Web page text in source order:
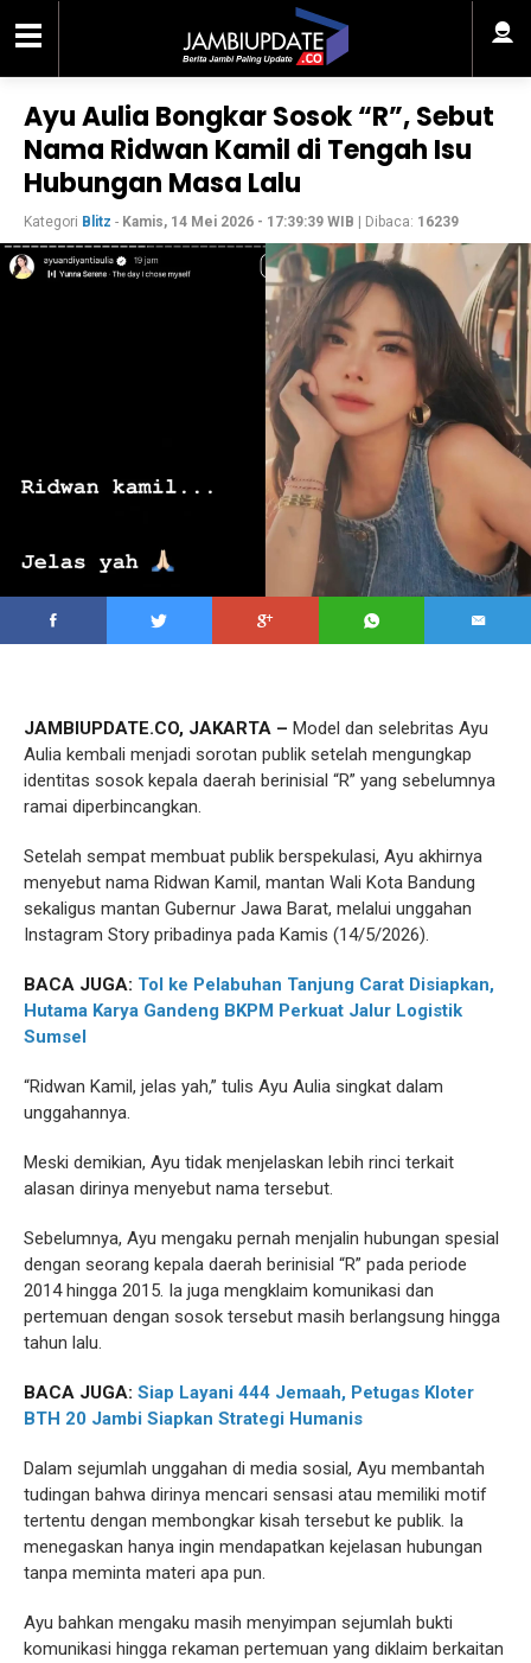
Ayu Aulia Bongkar Sosok “R”, Sebut
Nama Ridwan Kamil di Tengah Isu
Hubungan Masa Lalu
Kategori Blitz - Kamis, 14 Mei 2026 - 17:39:39 WIB | Dibaca: 16239
JAMBIUPDATE.CO, JAKARTA – Model dan selebritas Ayu
Aulia kembali menjadi sorotan publik setelah mengungkap
identitas sosok kepala daerah berinisial “R” yang sebelumnya
ramai diperbincangkan.
Setelah sempat membuat publik berspekulasi, Ayu akhirnya
menyebut nama Ridwan Kamil, mantan Wali Kota Bandung
sekaligus mantan Gubernur Jawa Barat, melalui unggahan
Instagram Story pribadinya pada Kamis (14/5/2026).
BACA JUGA: Tol ke Pelabuhan Tanjung Carat Disiapkan,
Hutama Karya Gandeng BKPM Perkuat Jalur Logistik
Sumsel
“Ridwan Kamil, jelas yah,” tulis Ayu Aulia singkat dalam
unggahannya.
Meski demikian, Ayu tidak menjelaskan lebih rinci terkait
alasan dirinya menyebut nama tersebut.
Sebelumnya, Ayu mengaku pernah menjalin hubungan spesial
dengan seorang kepala daerah berinisial “R” pada periode
2014 hingga 2015. Ia juga mengklaim komunikasi dan
pertemuan dengan sosok tersebut masih berlangsung hingga
tahun lalu.
BACA JUGA: Siap Layani 444 Jemaah, Petugas Kloter
BTH 20 Jambi Siapkan Strategi Humanis
Dalam sejumlah unggahan di media sosial, Ayu membantah
tudingan bahwa dirinya mencari sensasi atau memiliki motif
tertentu dengan membongkar kisah tersebut ke publik. Ia
menegaskan hanya ingin mendapatkan kejelasan hubungan
tanpa meminta materi apa pun.
Ayu bahkan mengaku masih menyimpan sejumlah bukti
komunikasi hingga rekaman pertemuan yang diklaim berkaitan